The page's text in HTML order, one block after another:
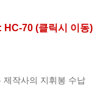
HC-70 (클릭시 이동)
작사의 지휘봉 수납